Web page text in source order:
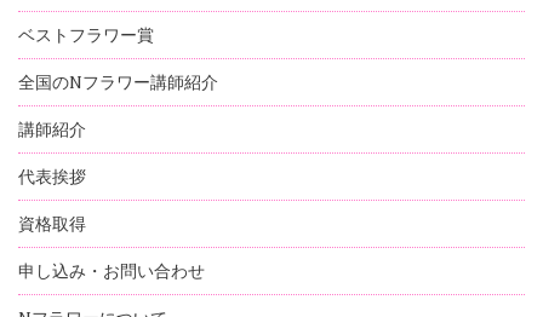
ベストフラワー賞
全国のNフラワー講師紹介
講師紹介
代表挨拶
資格取得
申し込み・お問い合わせ